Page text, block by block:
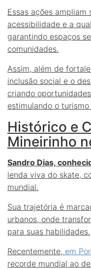
Essas ações
acessibilidade e a
garantindo espaços
comunidades.
Assim, além de
inclusão social e o
criando
estimulando o
Histórico e
Mineirinho
Sandro Dias,
lenda viva do skate,
mundial.
Sua trajetória é
urbanos, onde
para suas habilidades.
Recentemente, em
recorde mundial ao